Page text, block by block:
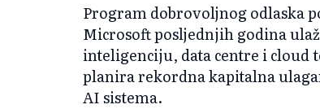
Program dobrovoljnog odlaska
Microsoft posljednjih godina
inteligenciju, data centre i
planira rekordna kapitalna
AI sistema.